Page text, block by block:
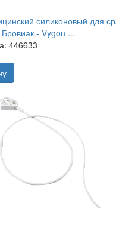
силиконовый для
Бровиак - Vygon ...
446633